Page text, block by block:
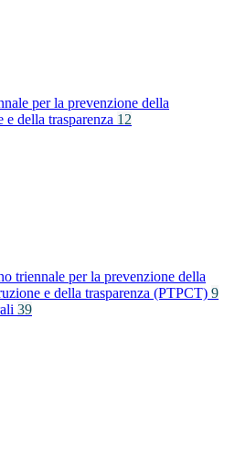
per la prevenzione della
e della trasparenza 12
triennale per la prevenzione della
e della trasparenza (PTPCT) 9
39